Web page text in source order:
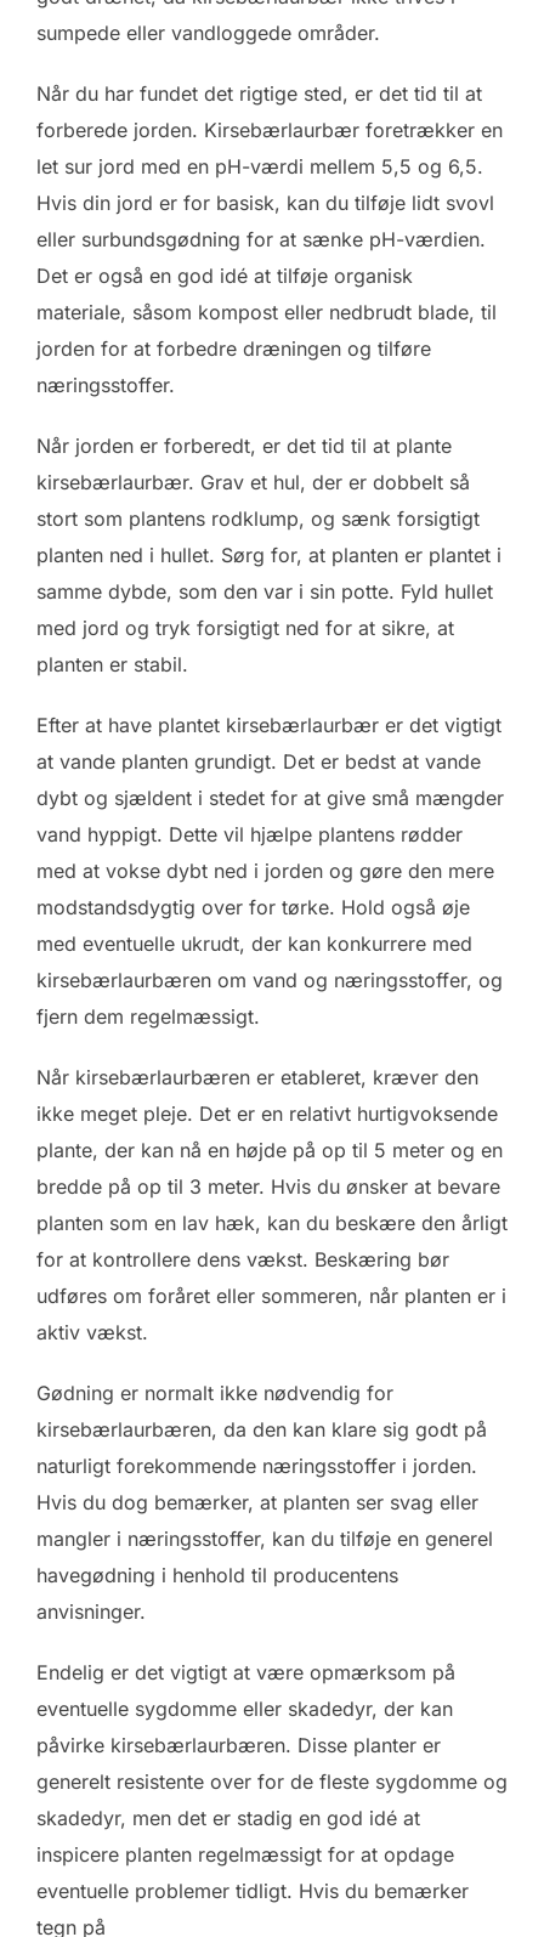
sumpede eller vandloggede områder.
Når du har fundet det rigtige sted, er det tid til at
forberede jorden. Kirsebærlaurbær foretrækker en
let sur jord med en pH-værdi mellem 5,5 og 6,5.
Hvis din jord er for basisk, kan du tilføje lidt svovl
eller surbundsgødning for at sænke pH-værdien.
Det er også en god idé at tilføje organisk
materiale, såsom kompost eller nedbrudt blade, til
jorden for at forbedre dræningen og tilføre
næringsstoffer.
Når jorden er forberedt, er det tid til at plante
kirsebærlaurbær. Grav et hul, der er dobbelt så
stort som plantens rodklump, og sænk forsigtigt
planten ned i hullet. Sørg for, at planten er plantet i
samme dybde, som den var i sin potte. Fyld hullet
med jord og tryk forsigtigt ned for at sikre, at
planten er stabil.
Efter at have plantet kirsebærlaurbær er det vigtigt
at vande planten grundigt. Det er bedst at vande
dybt og sjældent i stedet for at give små mængder
vand hyppigt. Dette vil hjælpe plantens rødder
med at vokse dybt ned i jorden og gøre den mere
modstandsdygtig over for tørke. Hold også øje
med eventuelle ukrudt, der kan konkurrere med
kirsebærlaurbæren om vand og næringsstoffer, og
fjern dem regelmæssigt.
Når kirsebærlaurbæren er etableret, kræver den
ikke meget pleje. Det er en relativt hurtigvoksende
plante, der kan nå en højde på op til 5 meter og en
bredde på op til 3 meter. Hvis du ønsker at bevare
planten som en lav hæk, kan du beskære den årligt
for at kontrollere dens vækst. Beskæring bør
udføres om foråret eller sommeren, når planten er i
aktiv vækst.
Gødning er normalt ikke nødvendig for
kirsebærlaurbæren, da den kan klare sig godt på
naturligt forekommende næringsstoffer i jorden.
Hvis du dog bemærker, at planten ser svag eller
mangler i næringsstoffer, kan du tilføje en generel
havegødning i henhold til producentens
anvisninger.
Endelig er det vigtigt at være opmærksom på
eventuelle sygdomme eller skadedyr, der kan
påvirke kirsebærlaurbæren. Disse planter er
generelt resistente over for de fleste sygdomme og
skadedyr, men det er stadig en god idé at
inspicere planten regelmæssigt for at opdage
eventuelle problemer tidligt. Hvis du bemærker
tegn på